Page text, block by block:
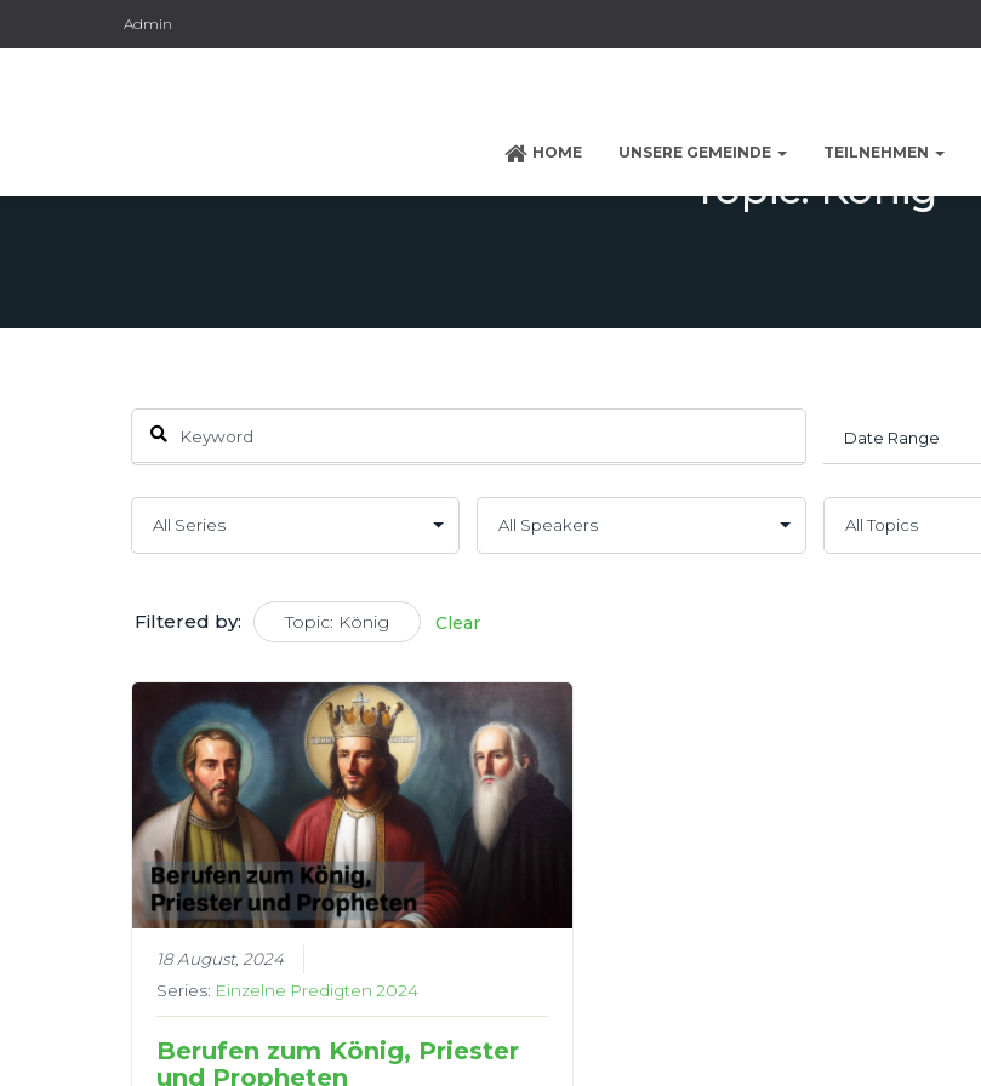
Admin
HOME UNSERE GEMEINDE TEILNEHMEN
Topic: König
Filtered by: Topic: König Clear
18 August, 2024
Series: Einzelne Predigten 2024
Berufen zum König, Priester
und Propheten